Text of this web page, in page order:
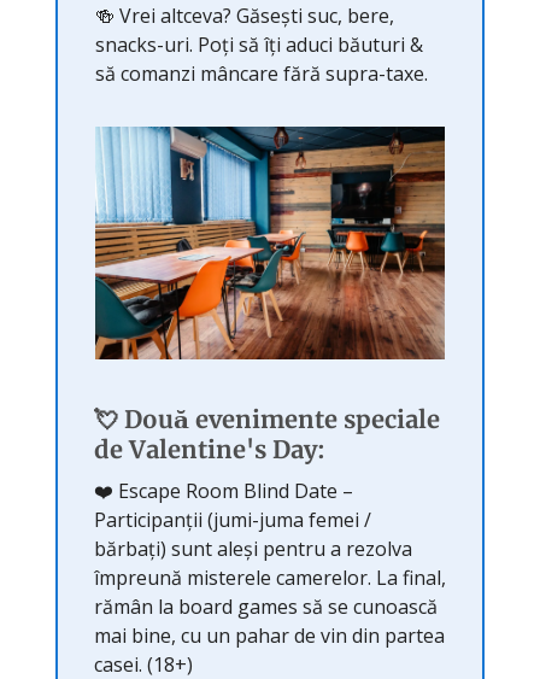
🍻 Vrei altceva? Găsești suc, bere,
snacks-uri. Poți să îți aduci băuturi &
să comanzi mâncare fără supra-taxe.
💘 Două evenimente speciale
de Valentine's Day:
❤️ Escape Room Blind Date –
Participanții (jumi-juma femei /
bărbați) sunt aleși pentru a rezolva
împreună misterele camerelor. La final,
rămân la board games să se cunoască
mai bine, cu un pahar de vin din partea
casei. (18+)